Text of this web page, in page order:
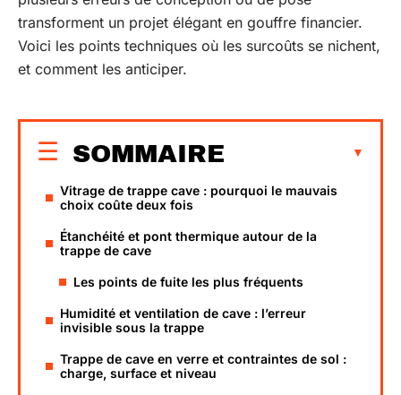
transforment un projet élégant en gouffre financier.
Voici les points techniques où les surcoûts se nichent,
et comment les anticiper.
SOMMAIRE
Vitrage de trappe cave : pourquoi le mauvais
choix coûte deux fois
Étanchéité et pont thermique autour de la
trappe de cave
Les points de fuite les plus fréquents
Humidité et ventilation de cave : l’erreur
invisible sous la trappe
Trappe de cave en verre et contraintes de sol :
charge, surface et niveau